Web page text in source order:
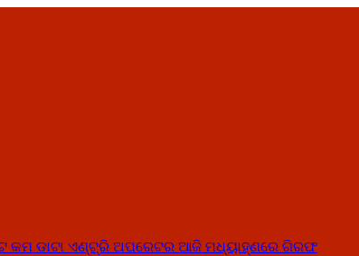
କମ ଡାଟା ଏଣ୍ଟ୍ରି ଅପରେଟର ଆଜି ମଧ୍ୟାହ୍‌ଣରେ ଗିରଫ